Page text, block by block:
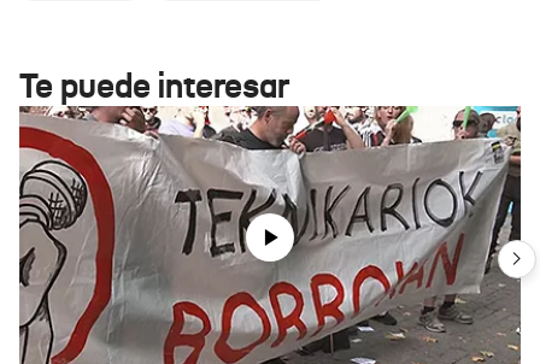
Te puede interesar